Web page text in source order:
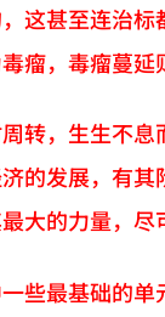
这甚至连治
瘤，毒瘤蔓延
转，生生不
的发展，有
的力量，尽
些最基础的